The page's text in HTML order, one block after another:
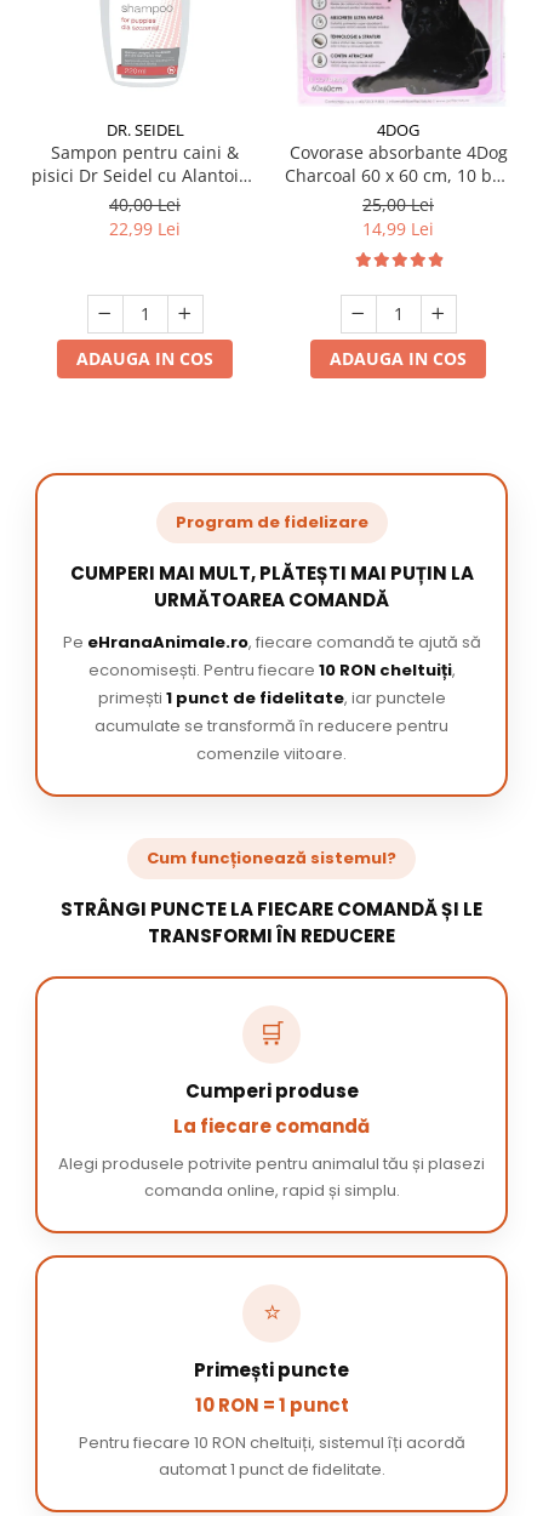
DR. SEIDEL
Sampon pentru caini &
pisici Dr Seidel cu Alantoina
220 ml
40,00 Lei
22,99 Lei
ADAUGA IN COS
4DOG
Covorase absorbante 4Dog
Charcoal 60 x 60 cm, 10 buc
/ pachet
25,00 Lei
14,99 Lei
ADAUGA IN COS
Program de fidelizare
CUMPERI MAI MULT, PLĂTEȘTI MAI PUȚIN LA
URMĂTOAREA COMANDĂ
Pe eHranaAnimale.ro, fiecare comandă te ajută să
economisești. Pentru fiecare 10 RON cheltuiți,
primești 1 punct de fidelitate, iar punctele
acumulate se transformă în reducere pentru
comenzile viitoare.
Cum funcționează sistemul?
STRÂNGI PUNCTE LA FIECARE COMANDĂ ȘI LE
TRANSFORMI ÎN REDUCERE
🛒
Cumperi produse
La fiecare comandă
Alegi produsele potrivite pentru animalul tău și plasezi
comanda online, rapid și simplu.
⭐
Primești puncte
10 RON = 1 punct
Pentru fiecare 10 RON cheltuiți, sistemul îți acordă
automat 1 punct de fidelitate.